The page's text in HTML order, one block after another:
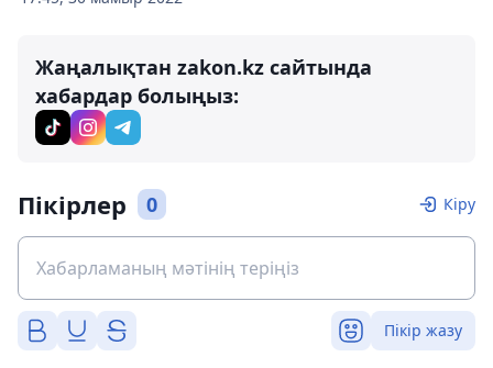
Жаңалықтан zakon.kz сайтында
хабардар болыңыз:
Пікірлер 0 Кіру
Пікір жазу